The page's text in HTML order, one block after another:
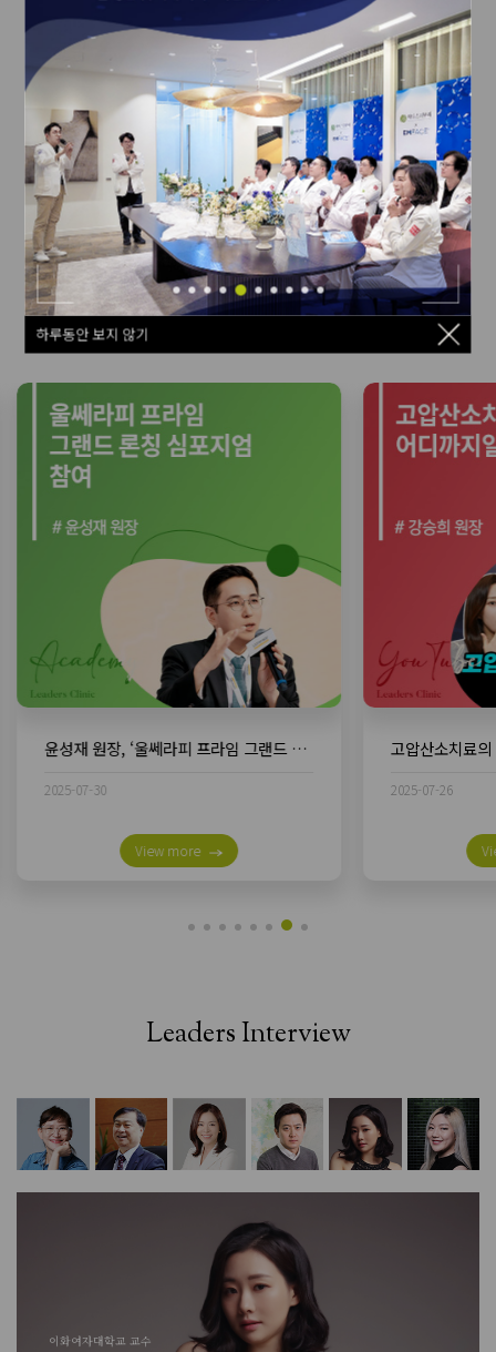
하루동안 보지 않기Leaders News & Event
고압산소치료의 효과는 어디까지일까?
2025-07-26
View more
2026-07-29
Leaders Interview
캐나다 맥길대학교 교수
한국과학기술
이화여자대학교 교수
캐나다 맥길대학교 교수